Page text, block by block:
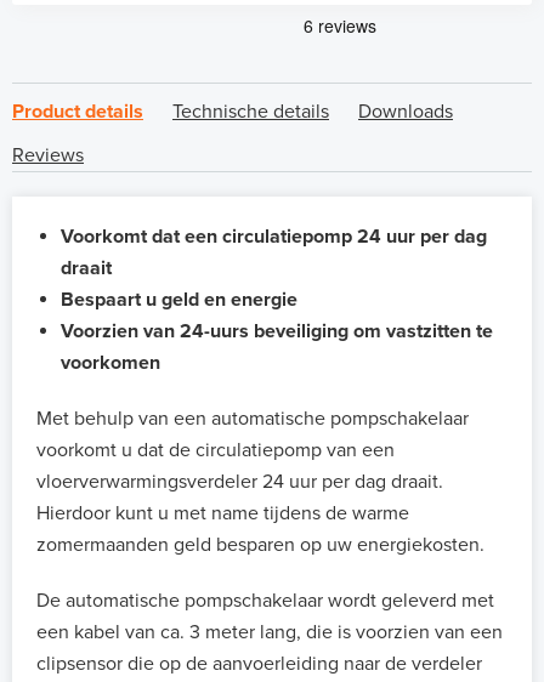
Product details Technische details
Downloads
Reviews
Voorkomt dat een circulatiepomp 24 uur per dag
draait
Bespaart u geld en energie
Voorzien van 24-uurs beveiliging om vastzitten te
voorkomen
Met behulp van een automatische pompschakelaar
voorkomt u dat de circulatiepomp van een
vloerverwarmingsverdeler 24 uur per dag draait.
Hierdoor kunt u met name tijdens de warme
zomermaanden geld besparen op uw energiekosten.
De automatische pompschakelaar wordt geleverd met
een kabel van ca. 3 meter lang, die is voorzien van een
clipsensor die op de aanvoerleiding naar de verdeler